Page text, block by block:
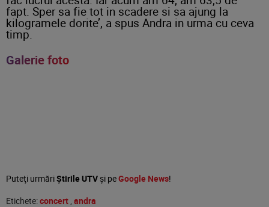
fapt. Sper sa fie tot in scadere si sa ajung la
kilogramele dorite’, a spus Andra in urma cu ceva
timp.
Galerie foto
Puteţi urmăriȘtirile UTVşi peGoogle News!
Etichete:concert , andra